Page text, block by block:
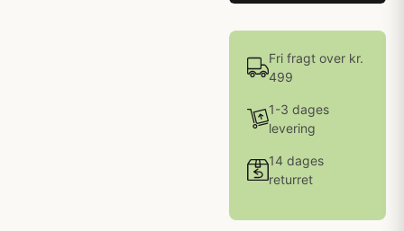
Fri fragt over kr.
499
1-3 dages
levering
14 dages
returret